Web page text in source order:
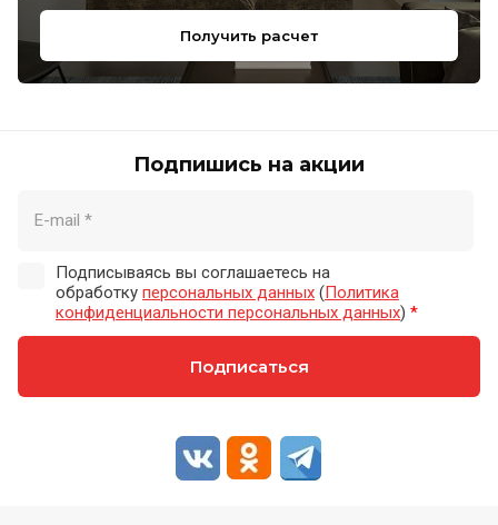
Получить расчет
Подпишись на акции
Подписываясь вы соглашаетесь на
обработку персональных данных (Политика
конфиденциальности персональных данных) *
Подписаться